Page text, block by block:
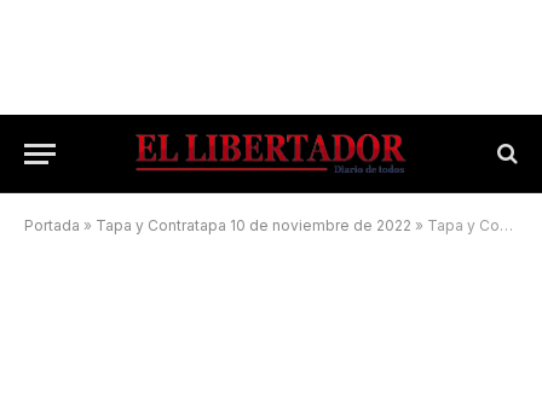
Portada » Tapa y Contratapa 10 de noviembre de 2022 » Tapa y Contratapa 31 de diciembre de 2022